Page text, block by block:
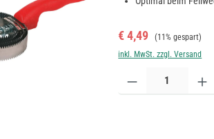
Verkaufspreis:
€ 4,49 Regulärer Preis:
(11% gespart)
inkl. MwSt. zzgl. Versand
Produkt Anzahl: Gib